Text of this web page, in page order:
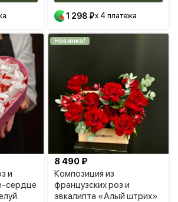
1 298 ₽x 4 платежа
и
сердце
Новинка!
Композиция из
французских роз и
эвкалипта «Алый штрих»
8 490 ₽